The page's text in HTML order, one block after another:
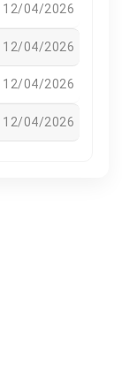
12/04/2026
12/04/2026
12/04/2026
12/04/2026